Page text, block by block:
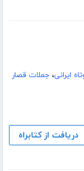
ایرانی،جملات قصار
دریافت از کتابراه